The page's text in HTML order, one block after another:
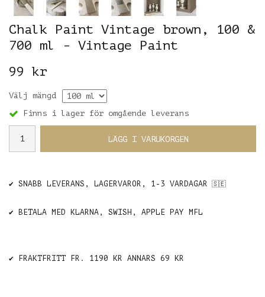
Chalk Paint Vintage brown, 100 &
700 ml - Vintage Paint
99 kr
Välj mängd
Finns i lager för omgående leverans
LÄGG I VARUKORGEN
✔️ SNABB LEVERANS, LAGERVAROR, 1-3 VARDAGAR 🇸🇪
✔️ BETALA MED KLARNA, SWISH, APPLE PAY MFL
✔️ FRAKTFRITT FR. 1190 KR ANNARS 69 KR